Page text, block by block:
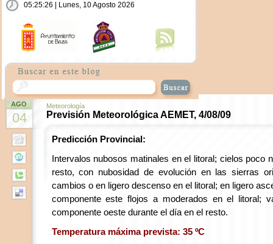
05:25:27 | Lunes, 10 Agosto 2026
AGO
04
Meteorología
Previsión Meteorológica AEMET, 4/08/09
Predicción Provincial:
Intervalos nubosos matinales en el litoral; cielos poco
resto, con nubosidad de evolución en las sierras
cambios o en ligero descenso en el litoral; en ligero
componente este flojos a moderados en el litoral;
componente oeste durante el día en el resto.
Temperatura máxima prevista: 35 ºC